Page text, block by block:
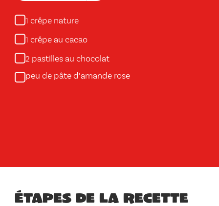
1 crêpe nature
1 crêpe au cacao
2 pastilles au chocolat
peu de pâte d’amande rose
Étapes de la recette